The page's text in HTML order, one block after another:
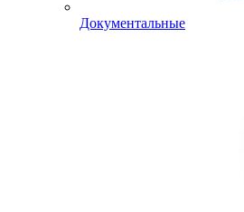
Документальные